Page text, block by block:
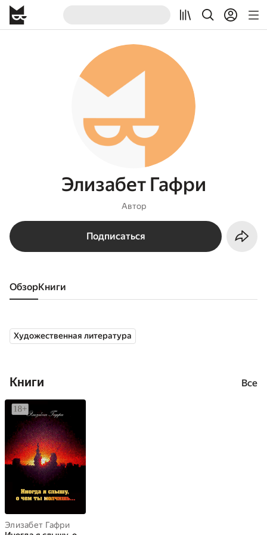
Элизабет Гафри
Автор
Подписаться
Обзор книги
Художественная литература
Книги Все
Элизабет Гафри